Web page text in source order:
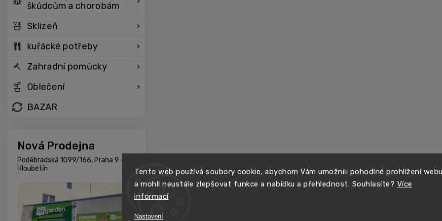
Tento web používá soubory cookie, abychom Vám umožnili pohodlné prohlížení webu
a mohli neustále zlepšovat funkce a nabídku a přehlednost. Souhlasíte? Více
informací
Nastavení
škůdcům a chorobám
Sklizeň
kuřácké potřeby
Zahradní pomůcky
Oblečení
BAZAR
Nová Prodejna
Poděbradská 1099/166, Praha 9 -
Hloubětín